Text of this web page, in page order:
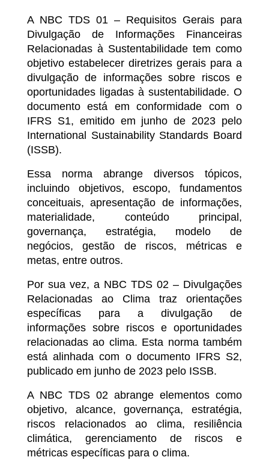
A NBC TDS 01 – Requisitos Gerais para
Divulgação de Informações Financeiras
Relacionadas à Sustentabilidade tem como
objetivo estabelecer diretrizes gerais para a
divulgação de informações sobre riscos e
oportunidades ligadas à sustentabilidade. O
documento está em conformidade com o
IFRS S1, emitido em junho de 2023 pelo
International Sustainability Standards Board
(ISSB).
Essa norma abrange diversos tópicos,
incluindo objetivos, escopo, fundamentos
conceituais, apresentação de informações,
materialidade, conteúdo principal,
governança, estratégia, modelo de
negócios, gestão de riscos, métricas e
metas, entre outros.
Por sua vez, a NBC TDS 02 – Divulgações
Relacionadas ao Clima traz orientações
específicas para a divulgação de
informações sobre riscos e oportunidades
relacionadas ao clima. Esta norma também
está alinhada com o documento IFRS S2,
publicado em junho de 2023 pelo ISSB.
A NBC TDS 02 abrange elementos como
objetivo, alcance, governança, estratégia,
riscos relacionados ao clima, resiliência
climática, gerenciamento de riscos e
métricas específicas para o clima.